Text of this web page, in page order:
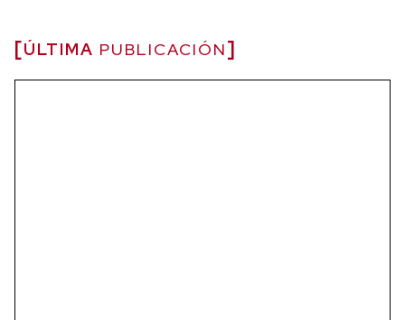
ÚLTIMA PUBLICACIÓN